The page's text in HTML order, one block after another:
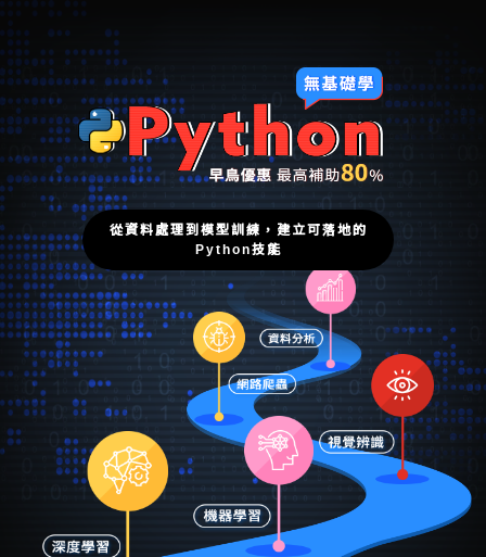
從資料處理到模型訓練，建立可落地的
Python技能